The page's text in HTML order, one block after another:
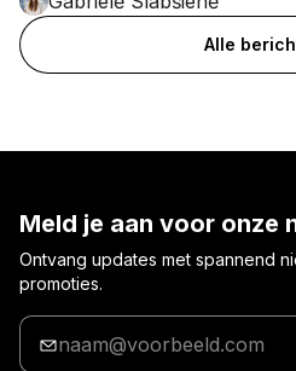
Alle
Meld je aan voor onze
Ontvang updates met spannend
promoties.
Voer